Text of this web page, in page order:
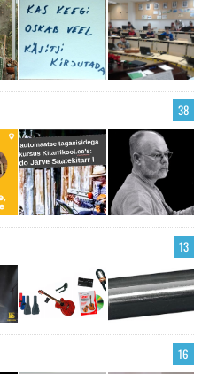
38
13
16